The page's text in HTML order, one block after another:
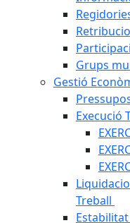
Grups
Gestió
Execució
Treball